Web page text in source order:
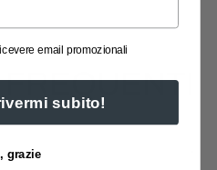
email promozionali
subito!
grazie